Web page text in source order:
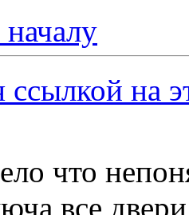
что
все